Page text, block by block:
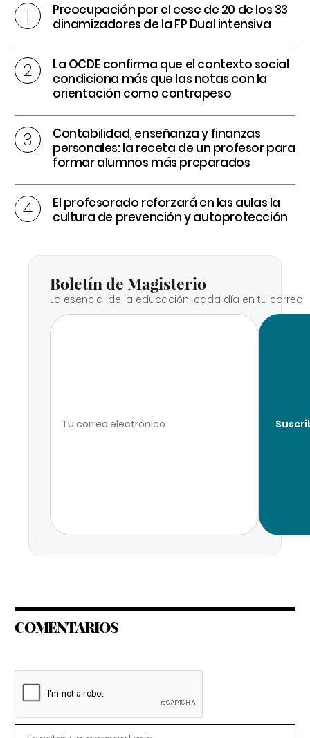
Preocupación por el cese de 20 de los 33
dinamizadores de la FP Dual intensiva
La OCDE confirma que el contexto social
condiciona más que las notas con la
orientación como contrapeso
Contabilidad, enseñanza y finanzas
personales: la receta de un profesor para
formar alumnos más preparados
El profesorado reforzará en las aulas la
cultura de prevención y autoprotección
Boletín de Magisterio
Lo esencial de la educación, cada día en tu correo.
COMENTARIOS